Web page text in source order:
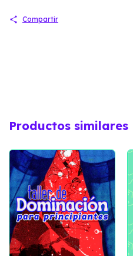
Compartir
Productos similares